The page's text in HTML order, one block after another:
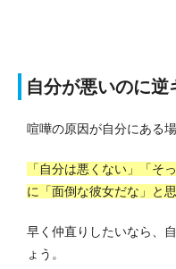
自分が悪いのに逆
喧嘩の原因が自分にある
「自分は悪くない」「そ
に「面倒な彼女だな」と
早く仲直りしたいなら、
ょう。